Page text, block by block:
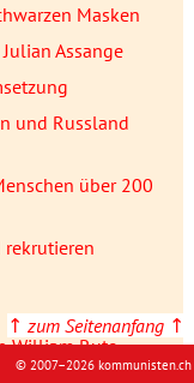
Masken
Assange
und Russland
über 200
rekrutieren
William Ruto
↑ zum Seitenanfang ↑
© 2007–2026 kommunisten.ch